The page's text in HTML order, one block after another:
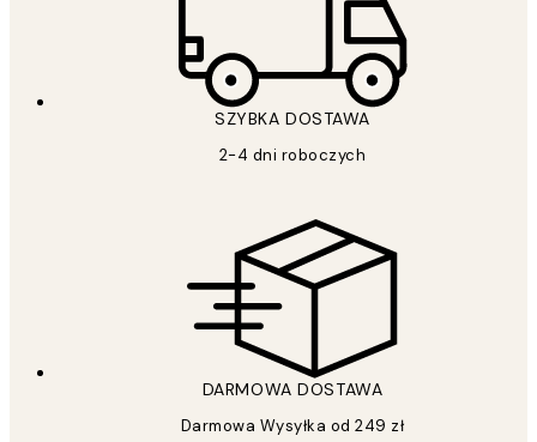
SZYBKA DOSTAWA
2-4 dni roboczych
DARMOWA DOSTAWA
Darmowa Wysyłka od 249 zł